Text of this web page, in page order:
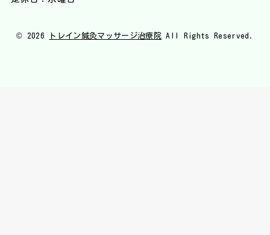
© 2026 トレイン鍼灸マッサージ治療院 All Rights Reserved.